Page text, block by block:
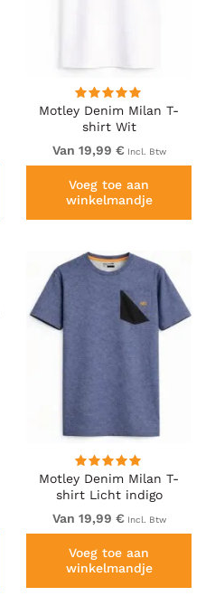
Motley Denim Milan T-
shirt Wit
Van 19,99 € Incl. Btw
Voeg toe aan
winkelmandje
Motley Denim Milan T-
shirt Licht indigo
Van 19,99 € Incl. Btw
Voeg toe aan
winkelmandje